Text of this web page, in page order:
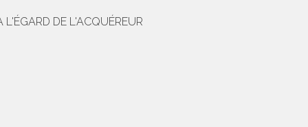
L'ÉGARD DE L'ACQUÉREUR